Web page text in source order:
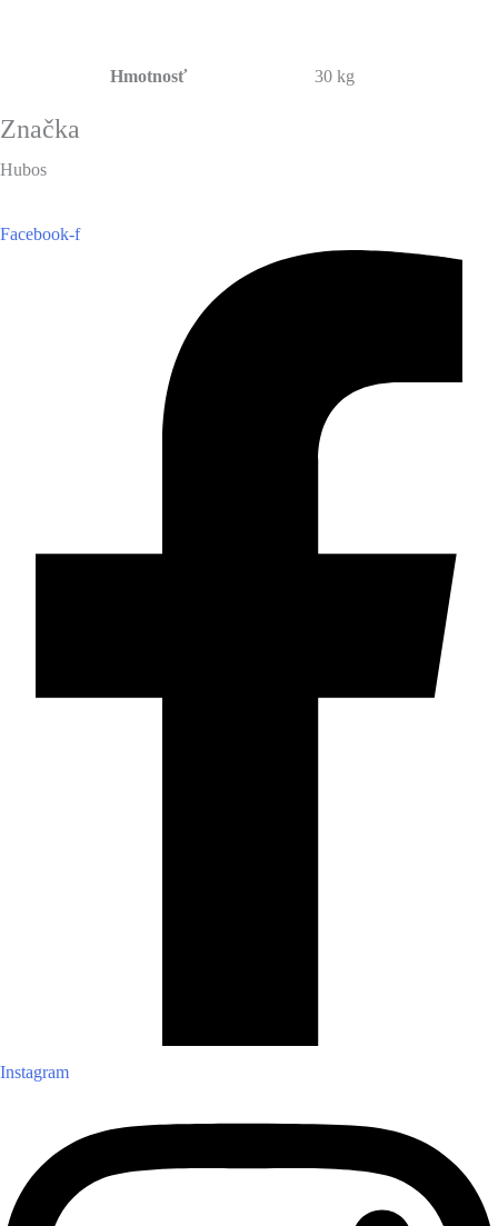
Hmotnosť 30 kg
Značka
Hubos
Facebook-f
Instagram